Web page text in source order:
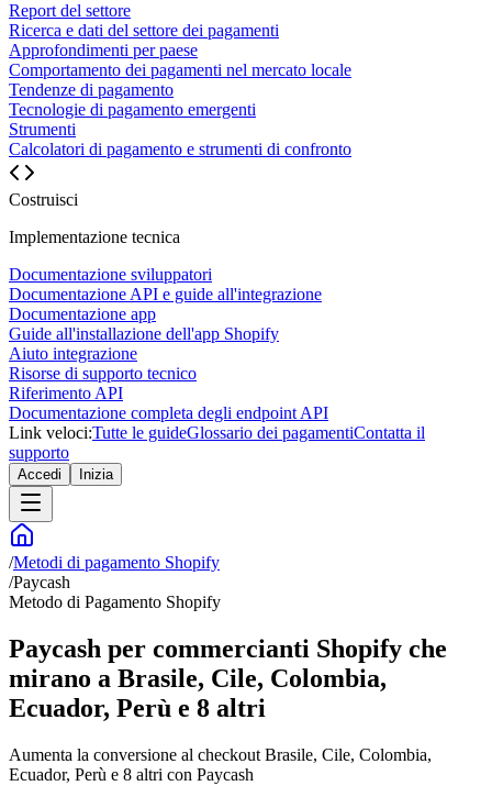
Report del settore
Ricerca e dati del settore dei pagamenti
Approfondimenti per paese
Comportamento dei pagamenti nel mercato locale
Tendenze di pagamento
Tecnologie di pagamento emergenti
Strumenti
Calcolatori di pagamento e strumenti di confronto
Costruisci
Implementazione tecnica
Documentazione sviluppatori
Documentazione API e guide all'integrazione
Documentazione app
Guide all'installazione dell'app Shopify
Aiuto integrazione
Risorse di supporto tecnico
Riferimento API
Documentazione completa degli endpoint API
Link veloci:Tutte le guideGlossario dei pagamentiContatta il
supporto
Accedi Inizia
/Metodi di pagamento Shopify
/Paycash
Metodo di Pagamento Shopify
Paycash per commercianti Shopify che
mirano a Brasile, Cile, Colombia,
Ecuador, Perù e 8 altri
Aumenta la conversione al checkout Brasile, Cile, Colombia,
Ecuador, Perù e 8 altri con Paycash